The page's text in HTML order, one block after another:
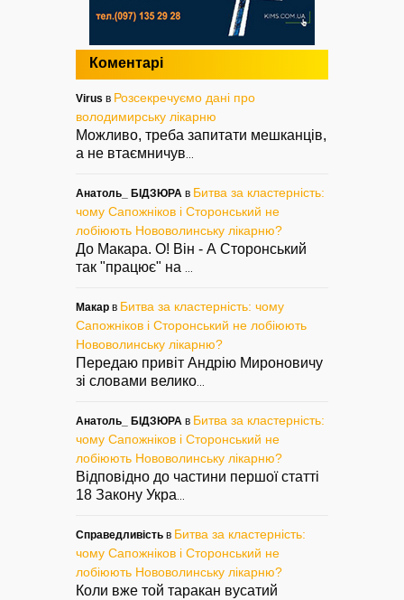
Коментарі
Virus в Розсекречуємо дані про
володимирську лікарню
Можливо, треба запитати мешканців,
а не втаємничув
Анатоль_ БІДЗЮРА в Битва за кластерність:
чому Сапожніков і Сторонський не
лобіюють Нововолинську лікарню?
До Макара. О! Він - А Сторонський
так "працює" на
Макар в Битва за кластерність: чому
Сапожніков і Сторонський не лобіюють
Нововолинську лікарню?
Передаю привіт Андрію Мироновичу
зі словами велико
Анатоль_ БІДЗЮРА в Битва за кластерність:
чому Сапожніков і Сторонський не
лобіюють Нововолинську лікарню?
Відповідно до частини першої статті
18 Закону Укра
Справедливість в Битва за кластерність:
чому Сапожніков і Сторонський не
лобіюють Нововолинську лікарню?
Коли вже той таракан вусатий